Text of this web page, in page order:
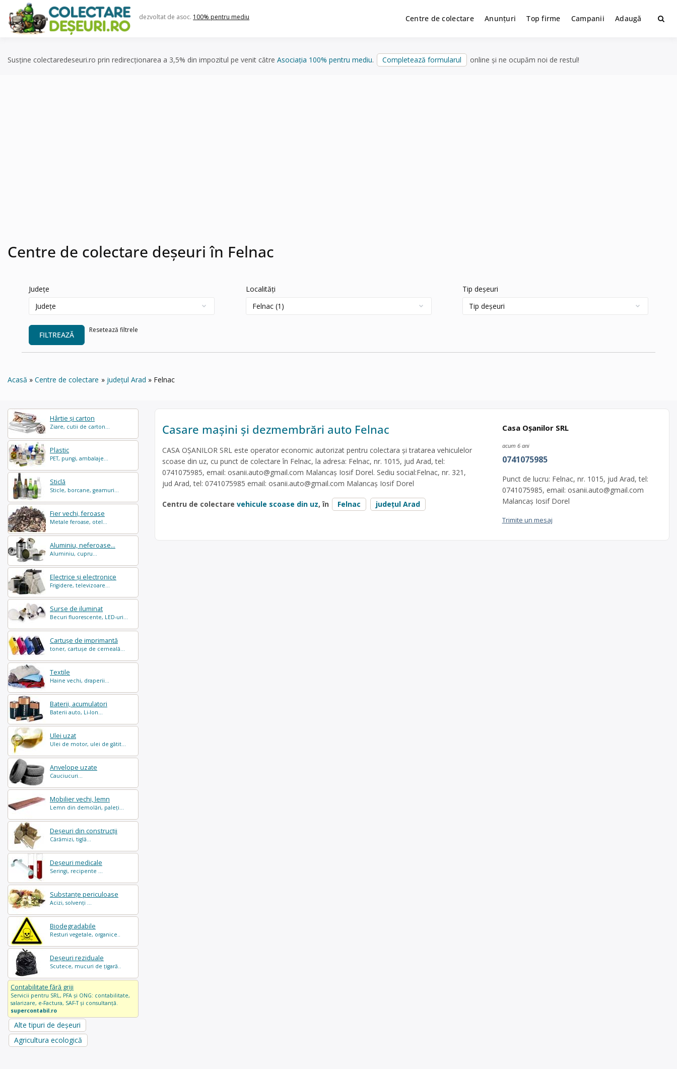
content
dezvoltat de asoc. 100% pentru mediu Centre de colectare Anunțuri Top firme Campanii Adaugă
Susține colectaredeseuri.ro prin redirecționarea a 3,5% din impozitul pe venit către Asociația 100% pentru mediu. Completează formularul online și ne ocupăm noi de restul!
Centre de colectare deșeuri în Felnac
Județe Localități Tip deșeuri
FILTREAZĂ
Resetează filtrele
Acasă Centre de colectare județul Arad Felnac
Hârtie și carton
Ziare, cutii de carton...
Plastic
PET, pungi, ambalaje...
Sticlă
Sticle, borcane, geamuri...
Fier vechi, feroase
Metale feroase, otel...
Aluminiu, neferoase...
Aluminiu, cupru...
Electrice și electronice
Frigidere, televizoare...
Surse de iluminat
Becuri fluorescente, LED-uri...
Cartușe de imprimantă
toner, cartușe de cerneală...
Textile
Haine vechi, draperii...
Baterii, acumulatori
Baterii auto, Li-Ion...
Ulei uzat
Ulei de motor, ulei de gătit...
Anvelope uzate
Cauciucuri...
Mobilier vechi, lemn
Lemn din demolări, paleți...
Deșeuri din construcții
Cărămizi, tiglă...
Deșeuri medicale
Seringi, recipente ...
Substanțe periculoase
Acizi, solvenți ...
Biodegradabile
Resturi vegetale, organice..
Deșeuri reziduale
Scutece, mucuri de țigară..
Contabilitate fără griji
Servicii pentru SRL, PFA și ONG: contabilitate,
salarizare, e-Factura, SAF-T și consultanță.
supercontabil.ro
Alte tipuri de deșeuri
Agricultura ecologică
Casare mașini și dezmembrări auto Felnac
CASA OȘANILOR SRL este operator economic autorizat pentru colectara și tratarea vehiculelor
scoase din uz, cu punct de colectare în Felnac, la adresa: Felnac, nr. 1015, jud Arad, tel:
0741075985, email: osanii.auto@gmail.com Malancaș Iosif Dorel. Sediu social:Felnac, nr. 321,
jud Arad, tel: 0741075985 email: osanii.auto@gmail.com Malancaș Iosif Dorel
Centru de colectare vehicule scoase din uz, în Felnac județul Arad
Casa Oșanilor SRL
acum 6 ani
0741075985
Punct de lucru: Felnac, nr. 1015, jud Arad, tel:
0741075985, email: osanii.auto@gmail.com
Malancaș Iosif Dorel
Trimite un mesaj